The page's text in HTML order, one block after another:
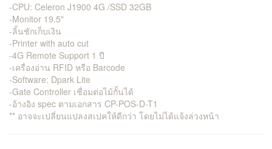
-CPU: Celeron J1900 4G /SSD 32GB
-Monitor 19.5"
-ลิ้นชักเก็บเงิน
-Printer with auto cut
-4G Remote Support 1 ปี
-เครื่องอ่าน RFID หรือ Barcode
-Software: Dpark Lite
-Gate Controller เชื่อมต่อไม้กั้นได้
-อ้างอิง spec ตามเอกสาร CP-POS-D-T1
** อาจจะเปลี่ยนแปลงสเปคให้ดีกว่า โดยไม่ได้แจ้งล่วงหน้า